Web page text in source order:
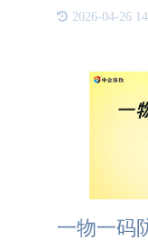
窜货不仅会导致
发渠道冲突，
2026-04-26
一物一码